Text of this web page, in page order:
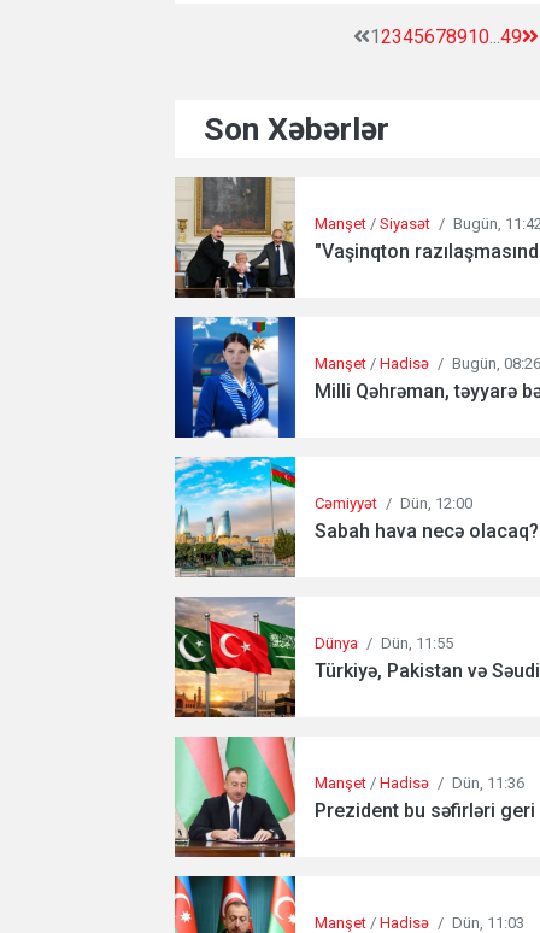
12345678910 49
Son Xəbərlər
Manşet / Siyasət / Bugün,
"Vaşinqton
Manşet / Hadisə / Bugün, 08:26
Milli Qəhrəman, təyyarə
Cəmiyyət / Dün, 12:00
Sabah hava necə
Dünya / Dün, 11:55
Türkiyə, Pakistan və
Manşet / Hadisə / Dün, 11:36
Prezident bu səfirləri geri
Manşet / Hadisə / Dün, 11:03